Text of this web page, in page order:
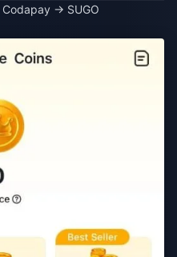
Codapay → SUGO